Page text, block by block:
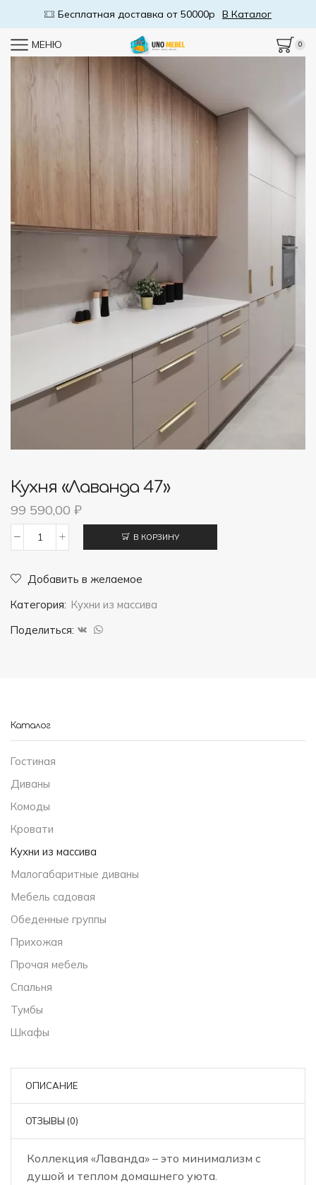
Бесплатная доставка от 50000р В Каталог
МЕНЮ 0
Кухня «Лаванда 47»
99 590,00 ₽
Кухня
"Лаванда
47"
В КОРЗИНУ
Добавить в желаемое
Категория: Кухни из массива
Поделиться:
Каталог
Гостиная
Диваны
Комоды
Кровати
Кухни из массива
Малогабаритные диваны
Мебель садовая
Обеденные группы
Прихожая
Прочая мебель
Спальня
Тумбы
Шкафы
ОПИСАНИЕ
ОТЗЫВЫ (0)
Коллекция «Лаванда» – это минимализм с
душой и теплом домашнего уюта.